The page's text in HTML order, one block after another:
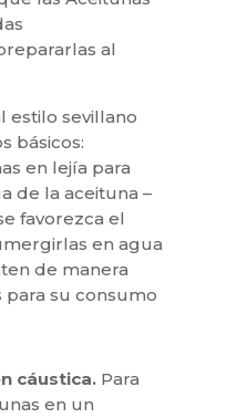
al
estilo sevillano
básicos:
en lejía para
de la aceituna –
favorezca el
en agua
de manera
su consumo
cáustica. Para
en un